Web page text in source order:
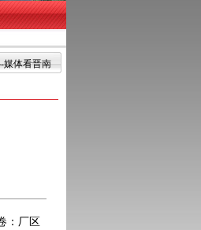
-媒体看晋南
：厂区